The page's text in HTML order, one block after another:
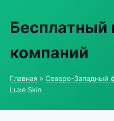
Бесплатный
компаний
Главная » Северо-Западный
Luxe Skin